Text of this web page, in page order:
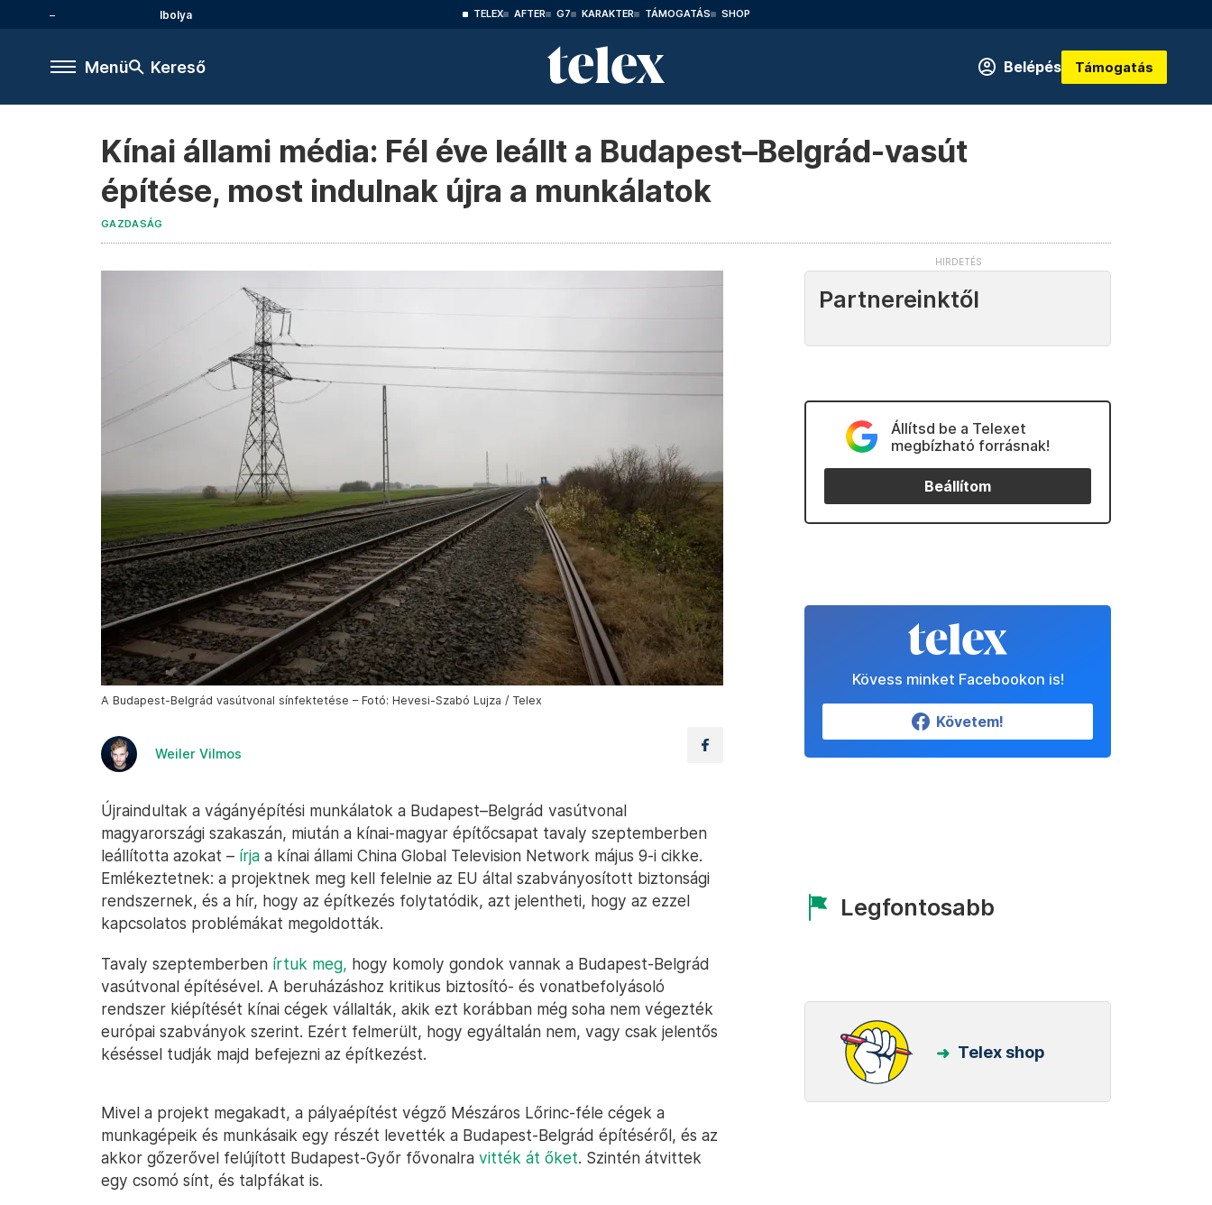
Ibolya TELEX AFTER G7 KARAKTER TÁMOGATÁS SHOP
Menü Kereső Belépés Támogatás
Kínai állami média: Fél éve leállt a Budapest–Belgrád-vasút
építése, most indulnak újra a munkálatok
GAZDASÁG
A Budapest-Belgrád vasútvonal sínfektetése – Fotó: Hevesi-Szabó Lujza / Telex
Weiler Vilmos
Újraindultak a vágányépítési munkálatok a Budapest–Belgrád vasútvonal
magyarországi szakaszán, miután a kínai-magyar építőcsapat tavaly szeptemberben
leállította azokat – írja a kínai állami China Global Television Network május 9-i cikke.
Emlékeztetnek: a projektnek meg kell felelnie az EU által szabványosított biztonsági
rendszernek, és a hír, hogy az építkezés folytatódik, azt jelentheti, hogy az ezzel
kapcsolatos problémákat megoldották.
Tavaly szeptemberben írtuk meg, hogy komoly gondok vannak a Budapest-Belgrád
vasútvonal építésével. A beruházáshoz kritikus biztosító- és vonatbefolyásoló
rendszer kiépítését kínai cégek vállalták, akik ezt korábban még soha nem végezték
európai szabványok szerint. Ezért felmerült, hogy egyáltalán nem, vagy csak jelentős
késéssel tudják majd befejezni az építkezést.
Mivel a projekt megakadt, a pályaépítést végző Mészáros Lőrinc-féle cégek a
munkagépeik és munkásaik egy részét levették a Budapest-Belgrád építéséről, és az
akkor gőzerővel felújított Budapest-Győr fővonalra vitték át őket. Szintén átvittek
egy csomó sínt, és talpfákat is.
Partnereinktől
Állítsd be a Telexet
megbízható forrásnak!
Beállítom
Kövess minket Facebookon is!
Követem!
Legfontosabb
Telex shop